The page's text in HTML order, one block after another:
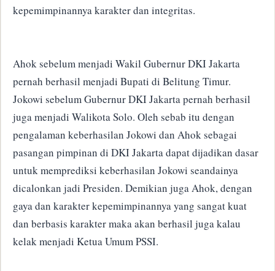
kepemimpinannya karakter dan integritas.
Ahok sebelum menjadi Wakil Gubernur DKI Jakarta
pernah berhasil menjadi Bupati di Belitung Timur.
Jokowi sebelum Gubernur DKI Jakarta pernah berhasil
juga menjadi Walikota Solo. Oleh sebab itu dengan
pengalaman keberhasilan Jokowi dan Ahoksebagai
pasangan pimpinan di DKI Jakarta dapat dijadikan dasar
untuk memprediksi keberhasilan Jokowi seandainya
dicalonkan jadi Presiden. Demikian juga Ahok, dengan
gaya dan karakter kepemimpinannya yang sangat kuat
dan berbasis karakter maka akan berhasil juga kalau
kelak menjadi Ketua Umum PSSI.